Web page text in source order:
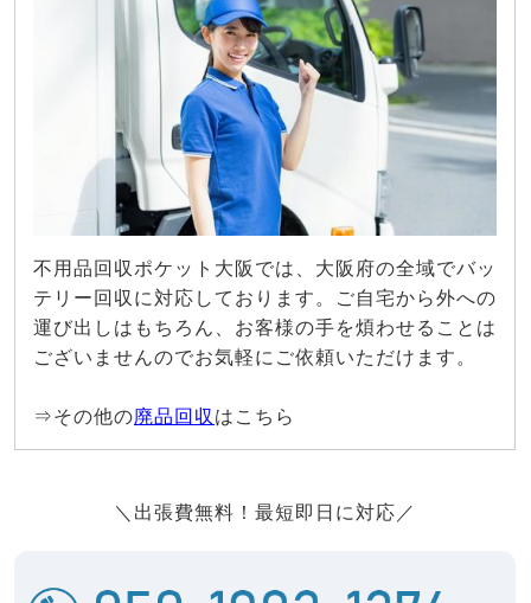
不用品回収ポケット大阪では、大阪府の全域でバッ
テリー回収に対応しております。ご自宅から外への
運び出しはもちろん、お客様の手を煩わせることは
ございませんのでお気軽にご依頼いただけます。
⇒その他の廃品回収 はこちら
＼出張費無料！最短即日に対応／